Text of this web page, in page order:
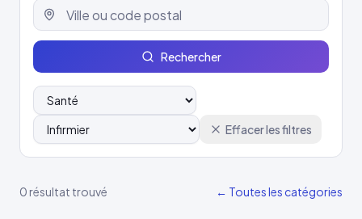
Rechercher
Effacer les filtres
0 résultat trouvé ← Toutes les catégories